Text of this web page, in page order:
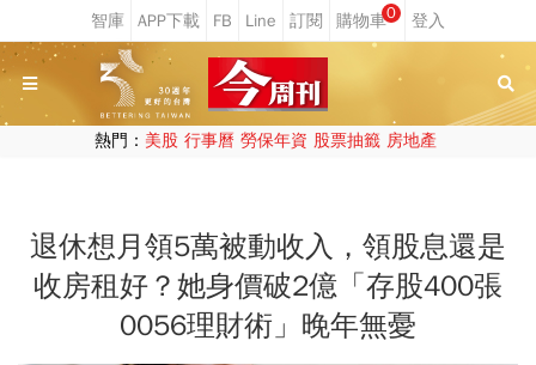
0
熱門： 美股 行事曆 勞保年資 股票抽籤 房地產
退休想月領5萬被動收入，領股息還是
收房租好？她身價破2億「存股400張
0056理財術」晚年無憂